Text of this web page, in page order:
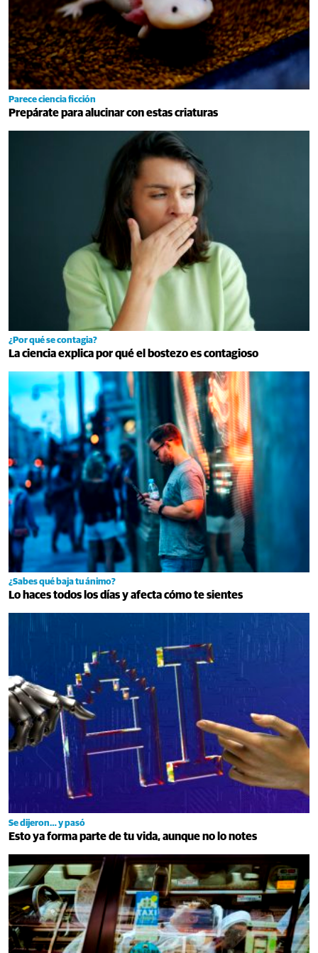
Parece ciencia ficción
Prepárate para alucinar con estas criaturas
¿Por qué se contagia?
La ciencia explica por qué el bostezo es contagioso
¿Sabes qué baja tu ánimo?
Lo haces todos los días y afecta cómo te sientes
Se dijeron… y pasó
Esto ya forma parte de tu vida, aunque no lo notes